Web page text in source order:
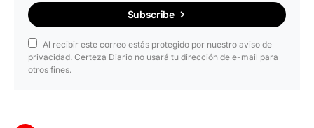
Subscribe
Al recibir este correo estás protegido por nuestro aviso de
privacidad. Certeza Diario no usará tu dirección de e-mail para
otros fines.